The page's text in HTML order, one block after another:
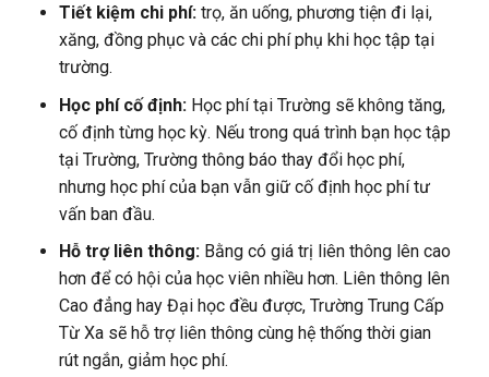
Tiết kiệm chi phí:trọ, ăn uống, phương tiện đi lại,
xăng, đồng phục và các chi phí phụ khi học tập tại
trường.
Học phí cố định:Học phí tại Trường sẽ không tăng,
cố định từng học kỳ. Nếu trong quá trình bạn học tập
tại Trường, Trường thông báo thay đổi học phí,
nhưng học phí của bạn vẫn giữ cố định học phí tư
vấn ban đầu.
Hỗ trợ liên thông:Bằng có giá trị liên thông lên cao
hơn để có hội của học viên nhiều hơn. Liên thông lên
Cao đẳng hay Đại học đều được, Trường Trung Cấp
Từ Xa sẽ hỗ trợ liên thông cùng hệ thống thời gian
rút ngắn, giảm học phí.